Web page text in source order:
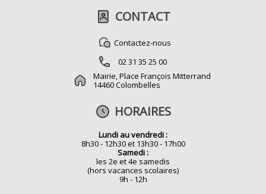
CONTACT
Contactez-nous
02 31 35 25 00
Mairie, Place François Mitterrand
14460 Colombelles
HORAIRES
Lundi au vendredi :
8h30 - 12h30 et 13h30 - 17h00
Samedi :
les 2e et 4e samedis
(hors vacances scolaires)
9h - 12h